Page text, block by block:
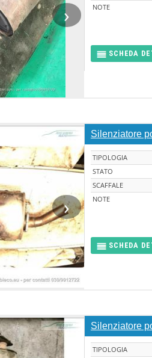
›
NOTE
SCHEDA
›
Silenziatore
TIPOLOGIA
STATO
SCAFFALE
NOTE
SCHEDA
Silenziatore
TIPOLOGIA